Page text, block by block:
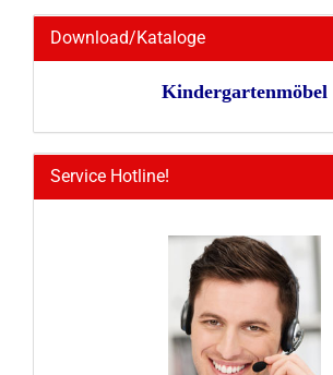
Download/Kataloge
Kindergartenmöbel
Service Hotline!